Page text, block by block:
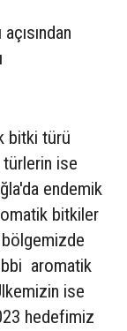
bitki türü
ise
endemik
bitkiler
aromatik
ise
hedefimiz